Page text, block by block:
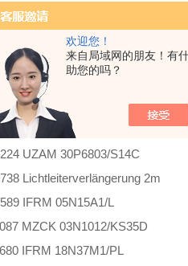
欢迎您！
来自局域网的朋友！有
助您的吗？
U500.DA0-IA1B.72O
IFRM 06P13G1/L
OADK 25I7480/S14C
FSF 100A3022
UZAM 30P6803/S14C
Lichtleiterverlängerung 2m
IFRM 05N15A1/L
MZCK 03N1012/KS35D
IFRM 18N37M1/PL